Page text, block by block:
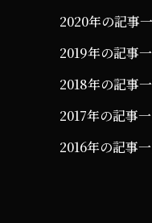
2020年の記事
2019年の記事
2018年の記事
2017年の記事
2016年の記事